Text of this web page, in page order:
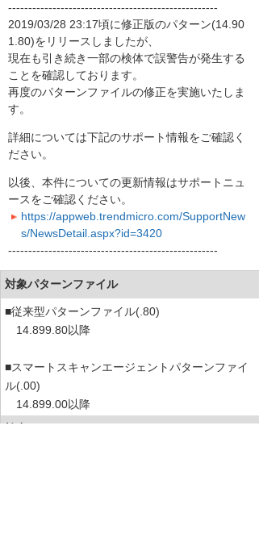
----------------------------------------------------
2019/03/28 23:17頃に修正版のパターン(14.90
1.80)をリリースしましたが、
現在も引き続き一部の検体で誤警告が発生する
ことを確認しております。
再度のパターンファイルの修正を実施いたしま
す。
詳細については下記のサポート情報をご確認く
ださい。
以後、本件についての更新情報はサポートニュ
ースをご確認ください。
https://appweb.trendmicro.com/SupportNew
s/NewsDetail.aspx?id=3420
----------------------------------------------------
対象パターンファイル
■従来型パターンファイル(.80)
14.899.80以降
■スマートスキャンエージェントパターンファイ
ル(.00)
14.899.00以降